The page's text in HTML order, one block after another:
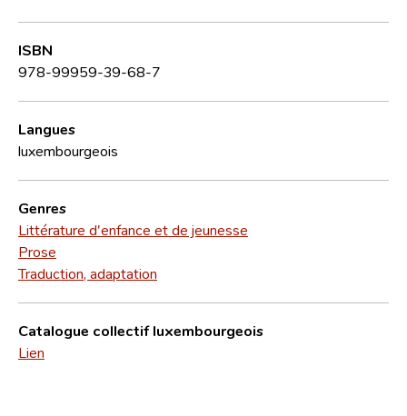
ISBN
978-99959-39-68-7
Langues
luxembourgeois
Genres
Littérature d'enfance et de jeunesse
Prose
Traduction, adaptation
Catalogue collectif luxembourgeois
Lien